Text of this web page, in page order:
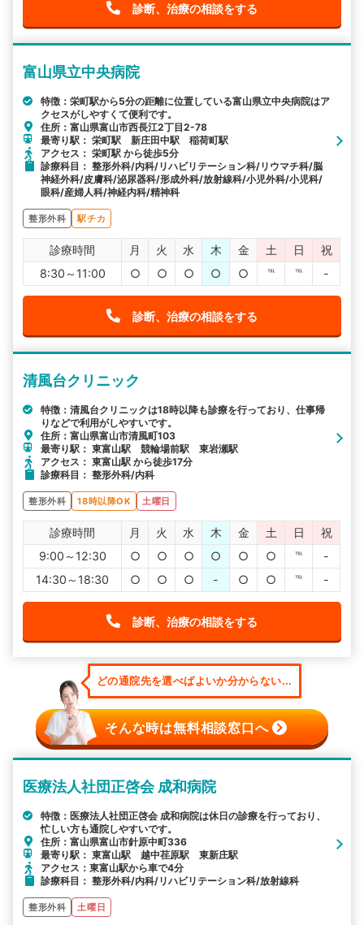
診断、治療の相談をする
富山県立中央病院
特徴：栄町駅から5分の距離に位置している富山県立中央病院はア
クセスがしやすくて便利です。
住所：富山県富山市西長江2丁目2-78
最寄り駅： 栄町駅 新庄田中駅 稲荷町駅
アクセス： 栄町駅 から徒歩5分
診療科目： 整形外科/内科/リハビリテーション科/リウマチ科/脳
神経外科/皮膚科/泌尿器科/形成外科/放射線科/小児外科/小児科/
眼科/産婦人科/神経内科/精神科
整形外科 駅チカ
診療時間 月 火 水 木 金 土 日
祝
8:30～11:00
○ ○ ○ ○ ○ ℡ ℡ -
診断、治療の相談をする
清風台クリニック
特徴：清風台クリニックは18時以降も診療を行っており、仕事帰
りなどで利用がしやすいです。
住所：富山県富山市清風町103
最寄り駅： 東富山駅 競輪場前駅 東岩瀬駅
アクセス： 東富山駅 から徒歩17分
診療科目： 整形外科/内科
整形外科 18時以降OK 土曜日
診療時間 月 火 水 木 金 土 日
祝
9:00～12:30
○ ○ ○ ○ ○ ○ ℡
-
14:30～18:30
○ ○ ○ - ○ ○ ℡ -
診断、治療の相談をする
どの通院先を選べばよいか分からない...
そんな時は無料相談窓口へ
医療法人社団正啓会 成和病院
特徴：医療法人社団正啓会 成和病院は休日の診療を行っており、
忙しい方も通院しやすいです。
住所：富山県富山市針原中町336
最寄り駅： 東富山駅 越中荏原駅 東新庄駅
アクセス：東富山駅から車で4分
診療科目： 整形外科/内科/リハビリテーション科/放射線科
整形外科 土曜日